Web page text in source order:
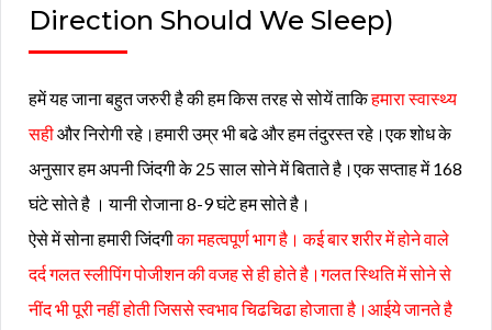
Direction Should We Sleep)
हमें यह जाना बहुत जरुरी है की हम किस तरह से सोयें ताकिहमारा स्वास्थ्य
सहीऔर निरोगी रहे।हमारी उम्र भी बढे और हम तंदुरस्त रहे।एक शोध के
अनुसार हम अपनी जिंदगी के 25 साल सोने में बिताते है।एक सप्ताह में 168
घंटे सोते है । यानी रोजाना 8-9 घंटे हम सोते है।
ऐसे में सोना हमारी जिंदगीका महत्वपूर्ण भाग है। कई बार शरीर में होने वाले
दर्द गलत स्लीपिंग पोजीशन की वजह से ही होते है।गलत स्थिति में सोने से
नींद भी पूरी नहीं होती जिससे स्वभाव चिढचिढा होजाता है।आईये जानते है